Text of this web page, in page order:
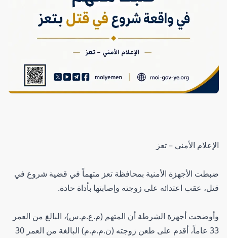
الإعلام الأمني – تعز
ضبطت الأجهزة الأمنية بمحافظة تعز متهماً في قضية شروع في
قتل، عقب اعتدائه على زوجته وإصابتها بأداة حادة.
وأوضحت أجهزة الشرطة أن المتهم (م.ع.م.س)، البالغ من العمر
33 عاماً، أقدم على طعن زوجته (ن.م.م.م) البالغة من العمر 30